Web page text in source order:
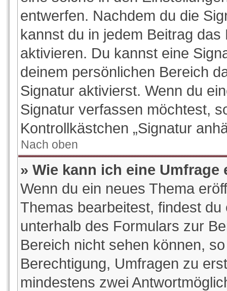
entwerfen. Nachdem du die
kannst du in jedem Beitrag das
aktivieren. Du kannst eine
deinem persönlichen Bereich
Signatur aktivierst. Wenn du
Signatur verfassen möchtest,
Kontrollkästchen „Signatur
Nach oben
» Wie kann ich eine Umfrage
Wenn du ein neues Thema
Themas bearbeitest, findest du
unterhalb des Formulars zur
Bereich nicht sehen können,
Berechtigung, Umfragen zu
mindestens zwei